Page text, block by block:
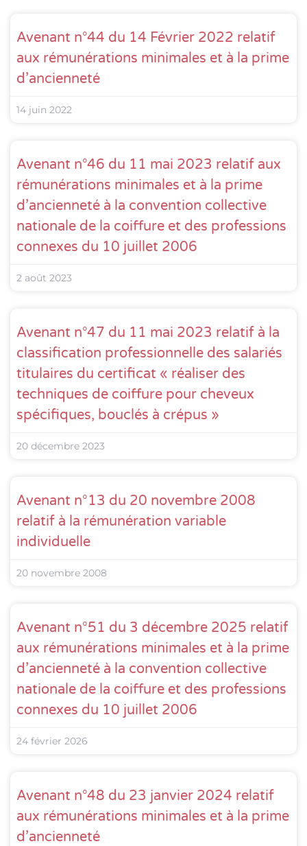
Avenant n°44 du 14 Février 2022 relatif
aux rémunérations minimales et à la prime
d’ancienneté
14 juin 2022
Avenant n°46 du 11 mai 2023 relatif aux
rémunérations minimales et à la prime
d’ancienneté à la convention collective
nationale de la coiffure et des professions
connexes du 10 juillet 2006
2 août 2023
Avenant n°47 du 11 mai 2023 relatif à la
classification professionnelle des salariés
titulaires du certificat « réaliser des
techniques de coiffure pour cheveux
spécifiques, bouclés à crépus »
20 décembre 2023
Avenant n°13 du 20 novembre 2008
relatif à la rémunération variable
individuelle
20 novembre 2008
Avenant n°51 du 3 décembre 2025 relatif
aux rémunérations minimales et à la prime
d’ancienneté à la convention collective
nationale de la coiffure et des professions
connexes du 10 juillet 2006
24 février 2026
Avenant n°48 du 23 janvier 2024 relatif
aux rémunérations minimales et à la prime
d’ancienneté